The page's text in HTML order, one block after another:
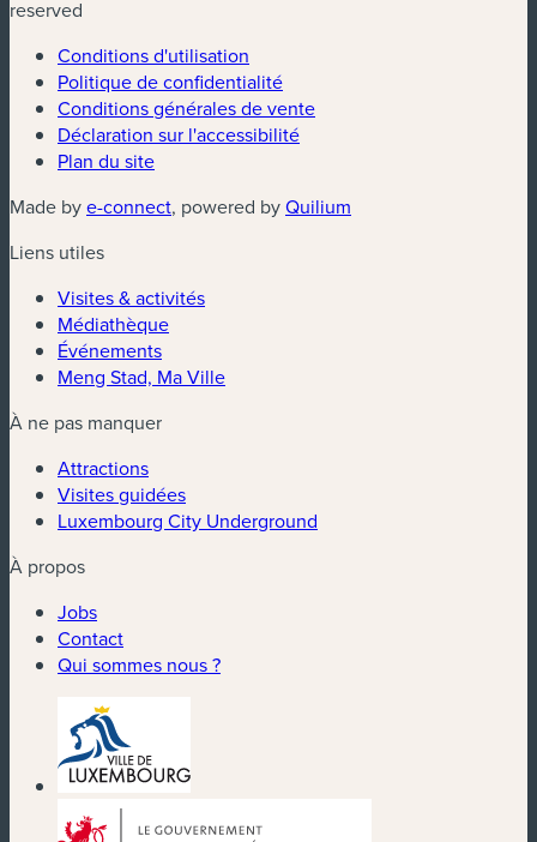
reserved
Conditions d'utilisation
Politique de confidentialité
Conditions générales de vente
Déclaration sur l'accessibilité
Plan du site
Made bye-connect(nouvelle fenêtre)
, powered byQuilium
Liens utiles
Visites & activités
Médiathèque
Événements
Meng Stad, Ma Ville
À ne pas manquer
Attractions
Visites guidées
Luxembourg City Underground
À propos
Jobs
Contact
Qui sommes nous ?